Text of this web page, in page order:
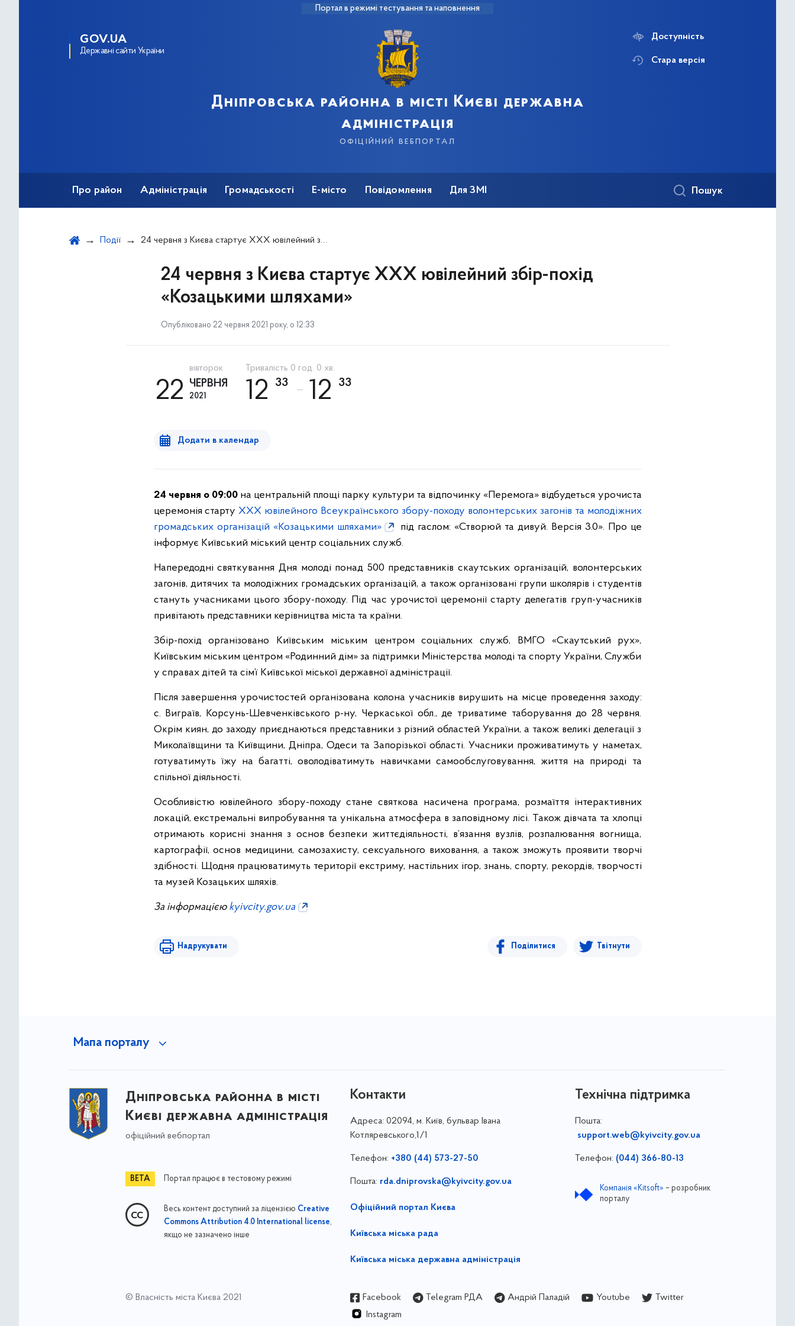
Портал в режимі тестування та наповнення
GOV.UA
Державні сайти України
Дніпровська районна в місті Києві державна
адміністрація
офіційний вебпортал
Доступність
Стара версія
Про район Адміністрація Громадськості Е-місто Повідомлення Для ЗМІ Пошук
Події 24 червня з Києва стартує ХХХ ювілейний збір-похід «Козацькими шляхами»
24 червня з Києва стартує ХХХ ювілейний збір-похід
«Козацькими шляхами»
Опубліковано 22 червня 2021 року, о 12:33
вівторок
22 ЧЕРВНЯ
2021
Тривалість 0 год. 0 хв.
12 33 12 33
Додати в календар
24 червня о 09:00на центральній площі парку культури та відпочинку «Перемога» відбудеться урочиста
церемонія стартуXXХ ювілейного Всеукраїнського збору-походу волонтерських загонів та молодіжних
громадських організацій «Козацькими шляхами»
під гаслом: «Створюй та дивуй. Версія 3.0». Про це
інформує Київський міський центр соціальних служб.
Напередодні святкування Дня молоді понад 500 представників скаутських організацій, волонтерських
загонів, дитячих та молодіжних громадських організацій, а також організовані групи школярів і студентів
стануть учасниками цього збору-походу. Під час урочистої церемонії старту делегатів груп-учасників
привітають представники керівництва міста та країни.
Збір-похід організовано Київським міським центром соціальних служб, ВМГО «Скаутський рух»,
Київським міським центром «Родинний дім» за підтримки Міністерства молоді та спорту України, Служби
у справах дітей та сім’ї Київської міської державної адміністрації.
Після завершення урочистостей організована колона учасників вирушить на місце проведення заходу:
с. Виграїв, Корсунь-Шевченківського р-ну, Черкаської обл., де триватиме таборування до 28 червня.
Окрім киян, до заходу приєднаються представники з різний областей України, а також великі делегації з
Миколаївщини та Київщини, Дніпра, Одеси та Запорізької області. Учасники проживатимуть у наметах,
готуватимуть їжу на багатті, оволодіватимуть навичками самообслуговування, життя на природі та
спільної діяльності.
Особливістю ювілейного збору-походу стане святкова насичена програма, розмаїття інтерактивних
локацій, екстремальні випробування та унікальна атмосфера в заповідному лісі. Також дівчата та хлопці
отримають корисні знання з основ безпеки життєдіяльності, в’язання вузлів, розпалювання вогнища,
картографії, основ медицини, самозахисту, сексуального виховання, а також зможуть проявити творчі
здібності. Щодня працюватимуть території екстриму, настільних ігор, знань, спорту, рекордів, творчості
та музей Козацьких шляхів.
За інформацією kyivcity.gov.ua
Надрукувати Поділитися Твітнути
Мапа порталу
Дніпровська районна в місті
Києві державна адміністрація
офіційний вебпортал
Портал працює в тестовому режимі
Весь контент доступний за ліцензією Creative
Commons Attribution 4.0 International license,
якщо не зазначено інше
Контакти
Адреса: 02094, м. Київ, бульвар Івана
Котляревського,1/1
Телефон: +380 (44) 573-27-50
Пошта: rda.dniprovska@kyivcity.gov.ua
Офіційний портал Києва
Київська міська рада
Київська міська державна адміністрація
Технічна підтримка
Пошта:
support.web@kyivcity.gov.ua
Телефон: (044) 366-80-13
Компанія «Kitsoft» – розробник
порталу
© Власність міста Києва 2021 Facebook Telegram РДА Андрій Паладій Youtube
Twitter
Instagram